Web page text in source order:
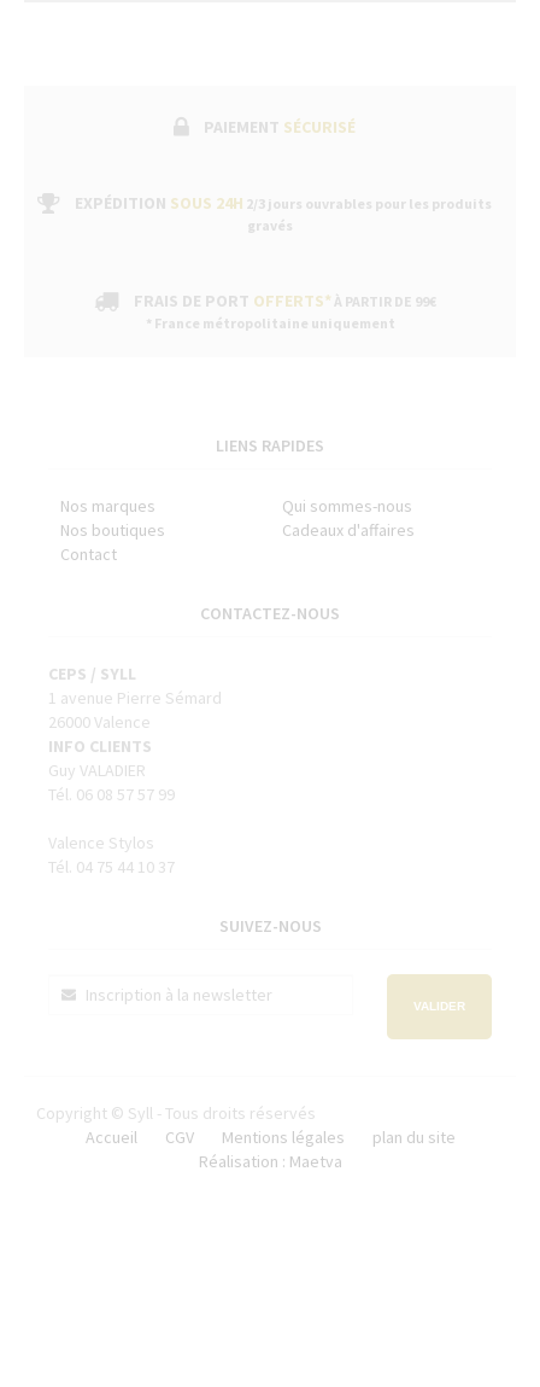
PAIEMENT SÉCURISÉ
EXPÉDITION SOUS 24H 2/3 jours ouvrables pour les produits
gravés
FRAIS DE PORT OFFERTS* À PARTIR DE 99€
* France métropolitaine uniquement
LIENS RAPIDES
Nos marques
Qui sommes-nous
Nos boutiques
Cadeaux d'affaires
Contact
CONTACTEZ-NOUS
CEPS / SYLL
1 avenue Pierre Sémard
26000 Valence
INFO CLIENTS
Guy VALADIER
Tél. 06 08 57 57 99
Valence Stylos
Tél. 04 75 44 10 37
SUIVEZ-NOUS
VALIDER
Copyright © Syll - Tous droits réservés
Accueil
CGV Mentions légales
plan du site
Réalisation : Maetva